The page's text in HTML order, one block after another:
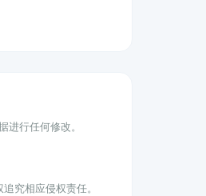
行任何修改。
究相应侵权责任。